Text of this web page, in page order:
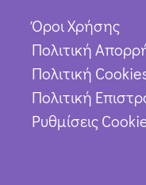
Όροι Χρήσης
Πολιτική
Πολιτική
Πολιτική
Ρυθμίσεις